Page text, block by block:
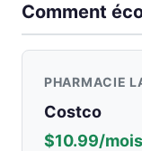
Comment
PHARMACIE
Costco
$10.99/mois